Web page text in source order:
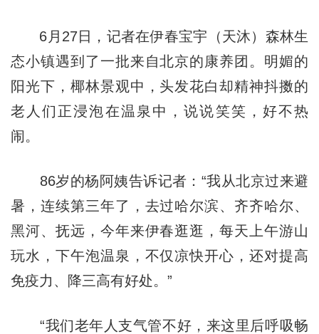
6月27日，记者在伊春宝宇（天沐）森林生
态小镇遇到了一批来自北京的康养团。明媚的
阳光下，椰林景观中，头发花白却精神抖擞的
老人们正浸泡在温泉中，说说笑笑，好不热
闹。
86岁的杨阿姨告诉记者：“我从北京过来避
暑，连续第三年了，去过哈尔滨、齐齐哈尔、
黑河、抚远，今年来伊春逛逛，每天上午游山
玩水，下午泡温泉，不仅凉快开心，还对提高
免疫力、降三高有好处。”
“我们老年人支气管不好，来这里后呼吸畅